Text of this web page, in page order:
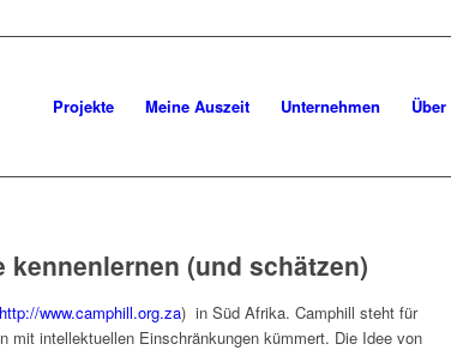
Projekte Meine Auszeit Unternehmen
kennenlernen (und schätzen)
http://www.camphill.org.za) in Süd Afrika. Camphill steht für
mit intellektuellen Einschränkungen kümmert. Die Idee von